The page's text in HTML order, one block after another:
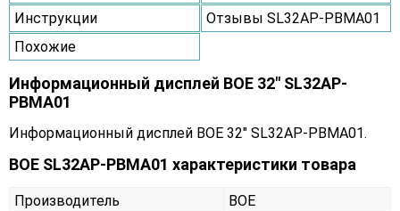
Инструкции
Отзывы SL32AP-PBMA01
Похожие
Информационный дисплей BOE 32" SL32AP-
PBMA01
Информационный дисплей BOE 32" SL32AP-PBMA01.
BOE SL32AP-PBMA01 характеристики товара
Производитель
BOE